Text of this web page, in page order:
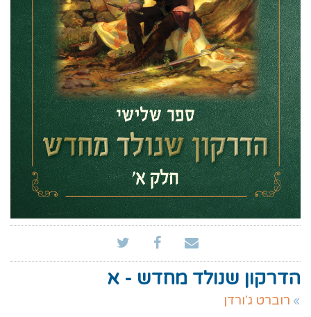
הדרקון שנולד מחדש - א
רוברט ג'ורדן